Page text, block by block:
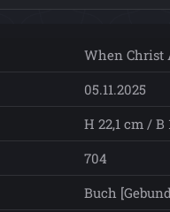
When Christ
05.11.2025
H 22,1 cm / B
704
Buch